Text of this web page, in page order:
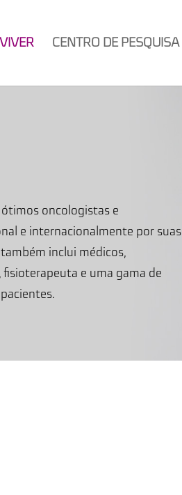
CENTRO DE PESQUISA
oncologistas e
e internacionalmente por suas
inclui médicos,
e uma gama de